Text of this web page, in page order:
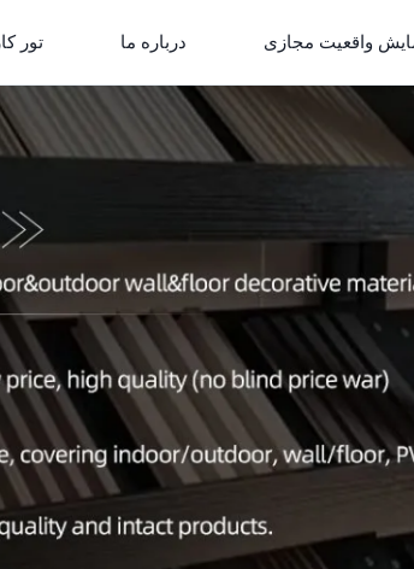
واقعیت مجازی درباره ما تور